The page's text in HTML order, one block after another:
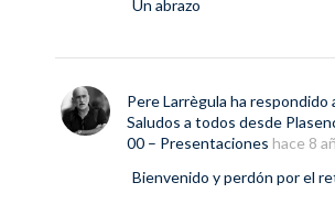
Un abrazo
Pere Larrègula ha respondido
Saludos a todos desde
00 – Presentaciones hace 8
Bienvenido y perdón por el